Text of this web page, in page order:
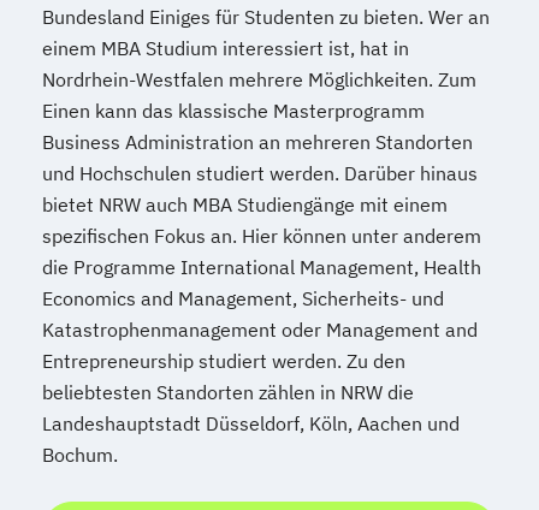
Bundesland Einiges für Studenten zu bieten. Wer an
einem MBA Studium interessiert ist, hat in
Nordrhein-Westfalen mehrere Möglichkeiten. Zum
Einen kann das klassische Masterprogramm
Business Administration an mehreren Standorten
und Hochschulen studiert werden. Darüber hinaus
bietet NRW auch MBA Studiengänge mit einem
spezifischen Fokus an. Hier können unter anderem
die Programme International Management, Health
Economics and Management, Sicherheits- und
Katastrophenmanagement oder Management and
Entrepreneurship studiert werden. Zu den
beliebtesten Standorten zählen in NRW die
Landeshauptstadt Düsseldorf, Köln, Aachen und
Bochum.